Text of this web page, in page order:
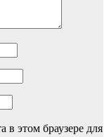
в этом браузере для